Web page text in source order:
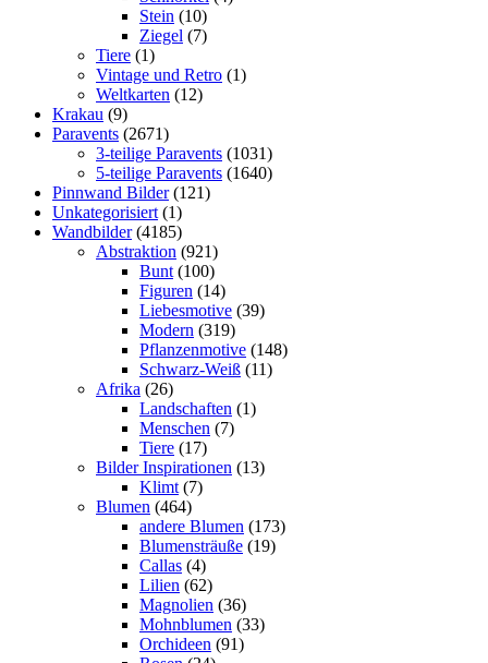
Stein (10)
Ziegel (7)
Tiere (1)
Vintage und Retro (1)
Weltkarten (12)
Krakau (9)
Paravents (2671)
3-teilige Paravents (1031)
5-teilige Paravents (1640)
Pinnwand Bilder (121)
Unkategorisiert (1)
Wandbilder (4185)
Abstraktion (921)
Bunt (100)
Figuren (14)
Liebesmotive (39)
Modern (319)
Pflanzenmotive (148)
Schwarz-Weiß (11)
Afrika (26)
Landschaften (1)
Menschen (7)
Tiere (17)
Bilder Inspirationen (13)
Klimt (7)
Blumen (464)
andere Blumen (173)
Blumensträuße (19)
Callas (4)
Lilien (62)
Magnolien (36)
Mohnblumen (33)
Orchideen (91)